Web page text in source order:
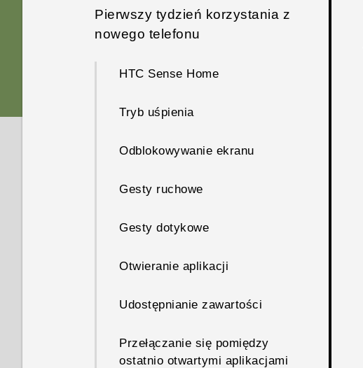
Przetwarzanie obrazów
HTC Desire 630
zasilania
Potrzebujesz odrobiny pomocy
Pierwszy tydzień korzystania z
nowego telefonu
HTC Sense Home
Tryb uśpienia
Odblokowywanie ekranu
Gesty ruchowe
Gesty dotykowe
Otwieranie aplikacji
Udostępnianie zawartości
Przełączanie się pomiędzy
ostatnio otwartymi aplikacjami